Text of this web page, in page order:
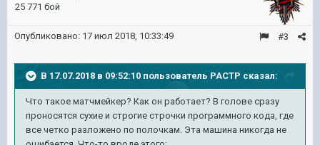
25 771 бой
#3
Опубликовано: 17 июл 2018, 10:33:49
В 17.07.2018 в 09:52:10 пользователь PACTP сказал:
Что такое матчмейкер? Как он работает? В голове сразу
проносятся сухие и строгие строчки программного кода, где
все четко разложено по полочкам. Эта машина никогда не